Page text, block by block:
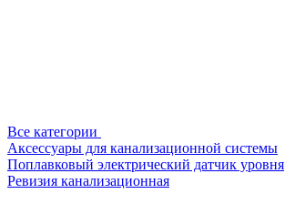
Все категории
Аксессуары для канализационной системы
Поплавковый электрический датчик уровня
Ревизия канализационная